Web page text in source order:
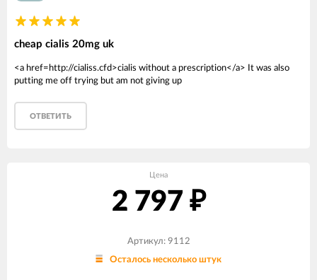
cheap cialis 20mg uk
<a href=http://cialiss.cfd>cialis without a prescription</a> It was also
putting me off trying but am not giving up
ОТВЕТИТЬ
Цена
2 797 ₽
Артикул: 9112
Осталось несколько штук